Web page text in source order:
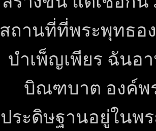
สถานที่ที่พระพุทธอ
บำเพ็ญเพียร ฉันอ
บิณฑบาต องค์พ
ประดิษฐานอยู่ในพ